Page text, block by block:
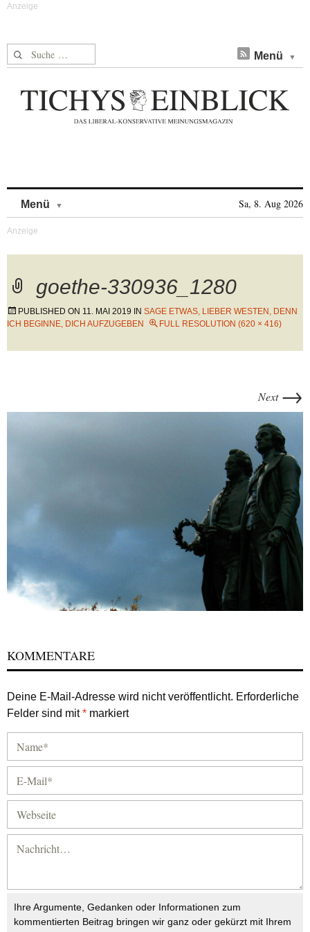
Suche nach: Menü
Menü Sa, 8. Aug 2026
goethe-330936_1280
PUBLISHED ON 11. MAI 2019 IN SAGE ETWAS, LIEBER WESTEN, DENN
ICH BEGINNE, DICH AUFZUGEBEN
FULL RESOLUTION (620 × 416)
Next →
KOMMENTARE
Deine E-Mail-Adresse wird nicht veröffentlicht. Erforderliche
Felder sind mit* markiert
Ihre Argumente, Gedanken oder Informationen zum
kommentierten Beitrag bringen wir ganz oder gekürzt mit Ihrem